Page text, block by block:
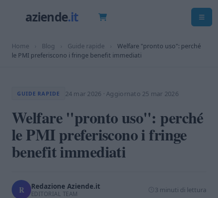
Home › Blog › Guide rapide ›
Welfare "pronto uso": perché
le PMI preferiscono i fringe benefit immediati
GUIDE RAPIDE 24 mar 2026 · Aggiornato 25 mar 2026
Welfare "pronto uso": perché
le PMI preferiscono i fringe
benefit immediati
R Redazione Aziende.it
EDITORIAL TEAM 3 minuti di lettura